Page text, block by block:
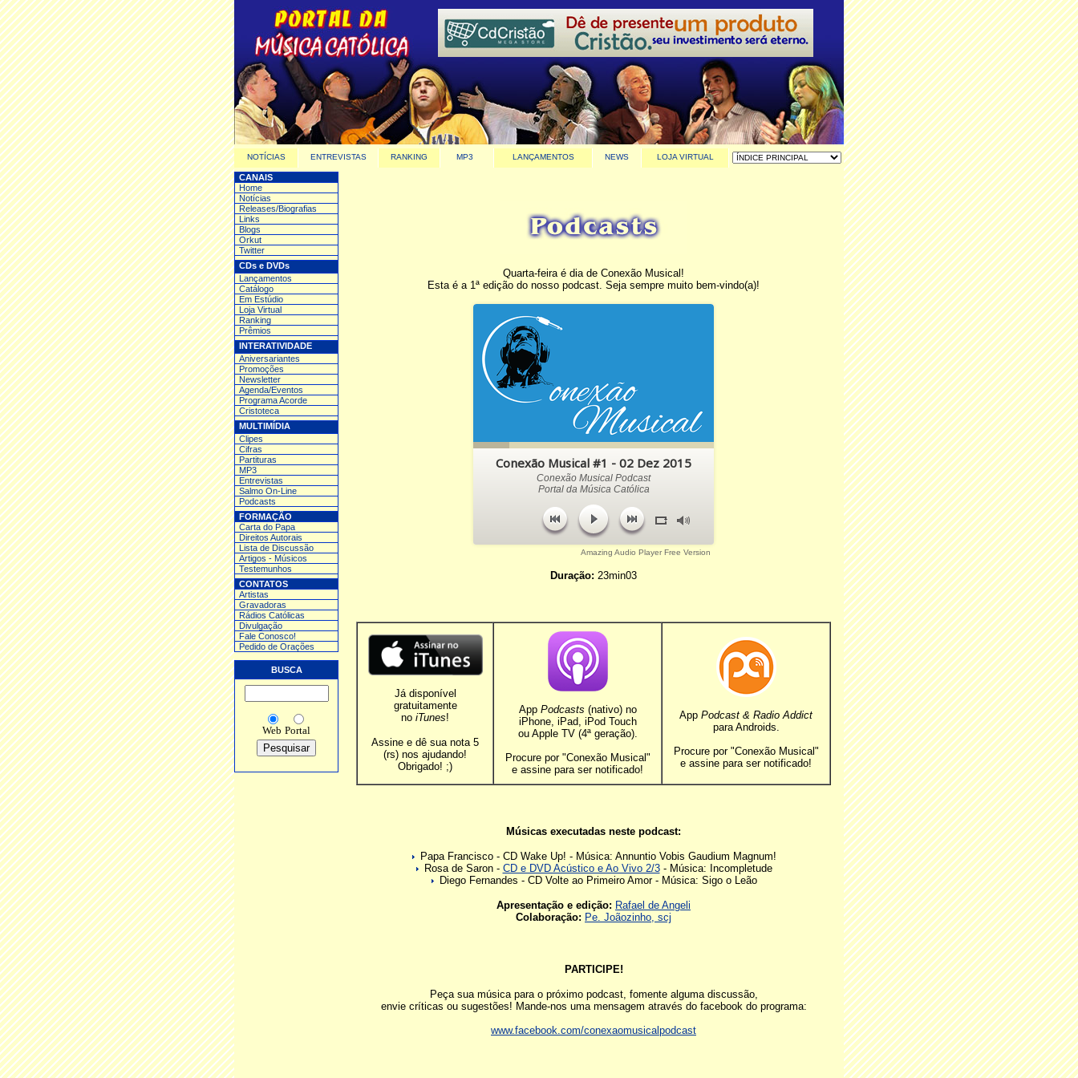
NOTÍCIAS ENTREVISTAS RANKING MP3 LANÇAMENTOS NEWS LOJA VIRTUAL
CANAIS
Home
Notícias
Releases/Biografias
Links
Blogs
Orkut
Twitter
CDs e DVDs
Lançamentos
Catálogo
Em Estúdio
Loja Virtual
Ranking
Prêmios
INTERATIVIDADE
Aniversariantes
Promoções
Newsletter
Agenda/Eventos
Programa Acorde
Cristoteca
MULTIMÍDIA
Clipes
Cifras
Partituras
MP3
Entrevistas
Salmo On-Line
Podcasts
FORMAÇÃO
Carta do Papa
Direitos Autorais
Lista de Discussão
Artigos - Músicos
Testemunhos
CONTATOS
Artistas
Gravadoras
Rádios Católicas
Divulgação
Fale Conosco!
Pedido de Orações
BUSCA
Web Portal
Quarta-feira é dia de Conexão Musical!
Esta é a 1ª edição do nosso podcast. Seja sempre muito bem-vindo(a)!
Conexão Musical #1 - 02 Dez 2015
Conexão Musical Podcast
Portal da Música Católica
Amazing Audio Player Free Version
Duração: 23min03
Já disponível
gratuitamente
no iTunes!
Assine e dê sua nota 5
(rs) nos ajudando!
Obrigado! ;)
App Podcasts (nativo) no
iPhone, iPad, iPod Touch
ou Apple TV (4ª geração).
Procure por "Conexão Musical"
e assine para ser notificado!
App Podcast & Radio Addict
para Androids.
Procure por "Conexão Musical"
e assine para ser notificado!
Músicas executadas neste podcast:
Papa Francisco - CD Wake Up! - Música: Annuntio Vobis Gaudium Magnum!
Rosa de Saron - CD e DVD Acústico e Ao Vivo 2/3- Música: Incompletude
Diego Fernandes - CD Volte ao Primeiro Amor - Música: Sigo o Leão
Apresentação e edição: Rafael de Angeli
Colaboração: Pe. Joãozinho, scj
PARTICIPE!
Peça sua música para o próximo podcast, fomente alguma discussão,
envie críticas ou sugestões! Mande-nos uma mensagem através do facebook do programa:
www.facebook.com/conexaomusicalpodcast